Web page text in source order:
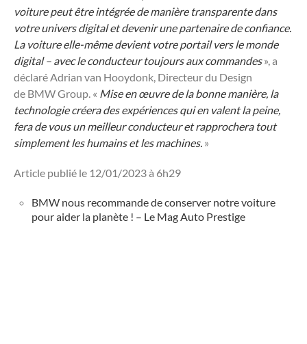
voiture peut être intégrée de manière transparente dans
votre univers digital et devenir une partenaire de confiance.
La voiture elle-même devient votre portail vers le monde
digital – avec le conducteur toujours aux commandes», a
déclaré Adrian van Hooydonk, Directeur du Design
de BMWGroup. « Mise en œuvre de la bonne manière, la
technologie créera des expériences qui en valent la peine,
fera de vous un meilleur conducteur et rapprochera tout
simplement les humains et les machines. »
Article publié le 12/01/2023 à 6h29
BMW nous recommande de conserver notre voiture
pour aider la planète ! – Le Mag Auto Prestige